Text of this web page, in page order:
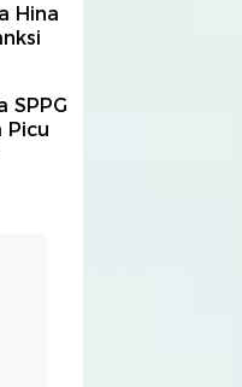
Hina
SPPG
Picu